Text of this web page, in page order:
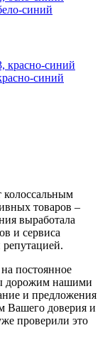
синий
синий
товаров –
выработала
и сервиса
постоянное
дорожим нашими
и предложения
Вашего доверия и
проверили это